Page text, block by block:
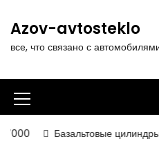
т
к
Azov-avtosteklo
все, что связано с
И
к
Базальтовые цилиндры с